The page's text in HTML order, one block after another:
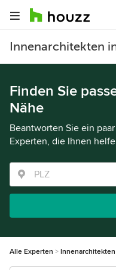
Innenarchitekten
Finden Sie
Nähe
Beantworten Sie ein
Experten, die Ihnen
Alle Experten Innenarchitekten